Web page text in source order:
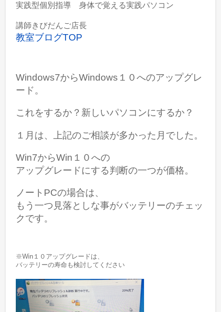
実践型個別指導 身体で覚える実践パソコン
講師きびだんご店長
教室ブログTOP
Windows7からWindows１０へのアップグレ
ード。
これをするか？新しいパソコンにするか？
１月は、上記のご相談が多かった月でした。
Win7からWin１０への
アップグレードにする判断の一つが価格。
ノートPCの場合は、
もう一つ見落としな事がバッテリーのチェッ
クです。
※Win１０アップグレードは、
バッテリーの寿命も検討してください